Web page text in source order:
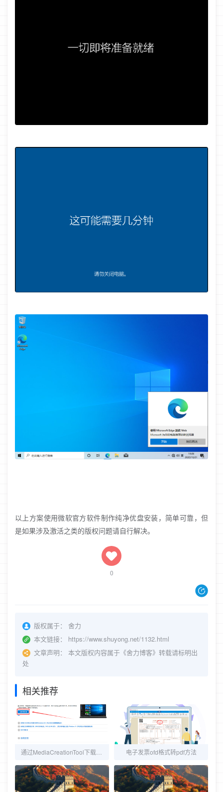
以上方案使用微软官方软件制作纯净优盘安装，简单可靠，但
是如果涉及激活之类的版权问题请自行解决。
0
版权属于：
舍力
本文链接：
https://www.shuyong.net/1132.html
文章声明：
本文版权内容属于《舍力博客》转载请标明出
处
相关推荐
电子发票ofd格式转pdf方法